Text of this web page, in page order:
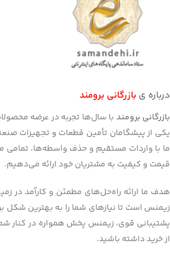
درباره ی بازرگانی برومند
بازرگانی برومند با سال‌ها تجربه در عرضه
یکی از پیشگامان تأمین قطعات و تجهیزات
ما با واردات مستقیم و حذف واسطه‌ها، تمامی
قیمت و کیفیت به مشتریان خود ارائه می‌دهیم.
هدف ما ارائه راه‌حل‌های مطمئن و کارآمد در
زیمنس است تا نیازهای شما را به بهترین شکل
پشتیبانی قوی، زیمنس پخش همواره در کنار
از خرید داشته باشید.